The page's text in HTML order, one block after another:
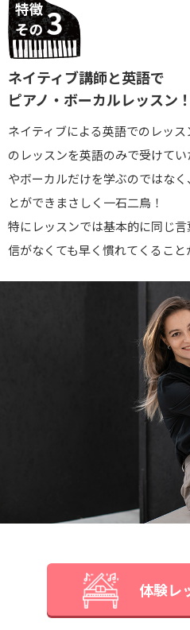
ネイティブ講師と英語で
ピアノ・ボーカルレッスン！
ネイティブによる英語でのレッ
のレッスンを英語のみで受けて
やボーカルだけを学ぶのではな
とができまさしく一石二鳥！
特にレッスンでは基本的に同じ
信がなくても早く慣れてくること
体験レ